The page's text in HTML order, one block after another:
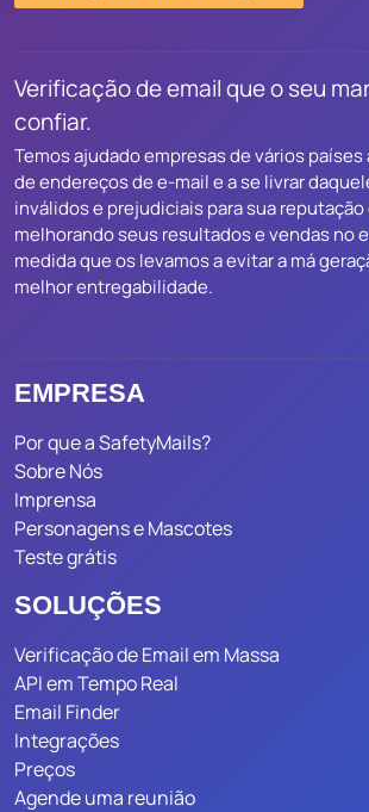
Verificação de email que o seu
confiar.
Temos ajudado empresas de vários
de endereços de e-mail e a se livrar
inválidos e prejudiciais para sua
melhorando seus resultados e vendas no
medida que os levamos a evitar a má
melhor entregabilidade.
EMPRESA
Por que a SafetyMails?
Sobre Nós
Imprensa
Personagens e Mascotes
Teste grátis
SOLUÇÕES
Verificação de Email em Massa
API em Tempo Real
Email Finder
Integrações
Preços
Agende uma reunião